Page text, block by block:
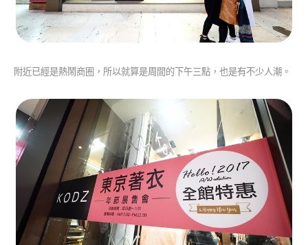
附近已經是熱鬧商圈，所以就算是周間的下午三點，也是有不少人潮。